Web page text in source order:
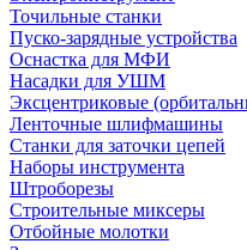
Точильные станки
Пуско-зарядные устройства
Оснастка для МФИ
Насадки для УШМ
Эксцентриковые
Ленточные шлифмашины
Станки для заточки цепей
Наборы инструмента
Штроборезы
Строительные миксеры
Отбойные молотки